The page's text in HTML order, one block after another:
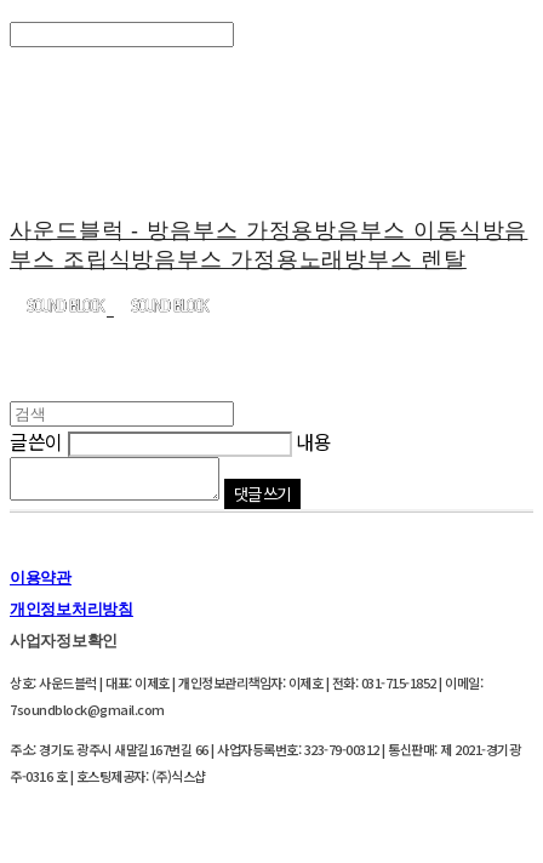
사운드블럭 - 방음부스 가정용방음부스 이동식방음
부스 조립식방음부스 가정용노래방부스 렌탈
글쓴이 내용
댓글 쓰기
이용약관
개인정보처리방침
사업자정보확인
상호: 사운드블럭 | 대표: 이제호 | 개인정보관리책임자: 이제호 | 전화: 031-715-1852 | 이메일:
7soundblock@gmail.com
주소: 경기도 광주시 새말길167번길 66 | 사업자등록번호:323-79-00312| 통신판매:제 2021-경기광
주-0316 호| 호스팅제공자: (주)식스샵